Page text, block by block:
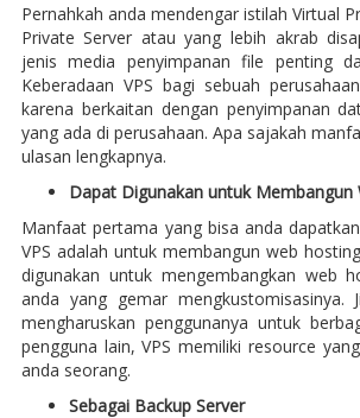
Pernahkah anda mendengar istilah Virtual
Private Server atau yang lebih akrab
jenis media penyimpanan file penting
Keberadaan VPS bagi sebuah
karena berkaitan dengan penyimpanan
yang ada di perusahaan. Apa sajakah
ulasan lengkapnya.
Dapat Digunakan untuk Membangun
Manfaat pertama yang bisa anda
VPS adalah untuk membangun web
digunakan untuk mengembangkan web
anda yang gemar mengkustomisasinya.
mengharuskan penggunanya untuk
pengguna lain, VPS memiliki resource
anda seorang.
Sebagai Backup Server